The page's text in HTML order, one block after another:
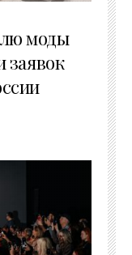
моды
заявок